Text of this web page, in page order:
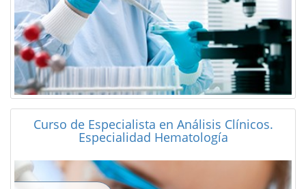
Curso de Especialista en Análisis Clínicos.
Especialidad Hematología